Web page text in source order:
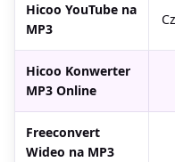
Hicoo YouTube na
MP3
Hicoo Konwerter
MP3 Online
Freeconvert
Wideo na MP3